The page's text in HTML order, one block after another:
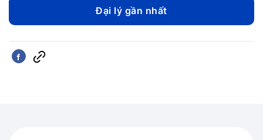
Đại lý gần nhất